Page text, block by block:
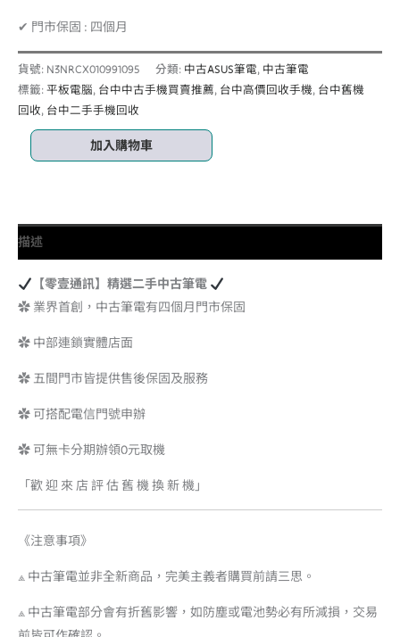
✔ 門市保固 : 四個月
貨號: N3NRCX010991095 分類: 中古ASUS筆電, 中古筆電
標籤: 平板電腦, 台中中古手機買賣推薦, 台中高價回收手機, 台中舊機
回收, 台中二手手機回收
加入購物車
描述
【零壹通訊】精選二手中古筆電
✿ 業界首創，中古筆電有四個月門市保固
✿ 中部連鎖實體店面
✿ 五間門市皆提供售後保固及服務
✿ 可搭配電信門號申辦
✿ 可無卡分期辦領0元取機
「歡 迎 來 店 評 估 舊 機 換 新 機」
《注意事項》
⟁ 中古筆電並非全新商品，完美主義者購買前請三思。
⟁ 中古筆電部分會有折舊影響，如防塵或電池勢必有所減損，交易